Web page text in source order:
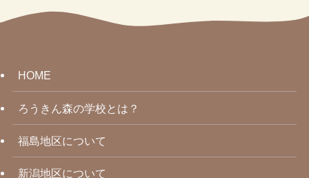
HOME
ろうきん森の学校とは？
福島地区について
新潟地区について